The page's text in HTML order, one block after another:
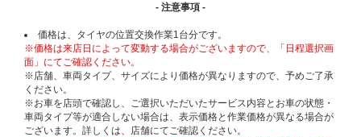
- 注意事項 -
価格は、タイヤの位置交換作業1台分です。
※価格は来店日によって変動する場合がございますので、「日程選択画
面」にてご確認ください。
※店舗、車両タイプ、サイズにより価格が異なりますので、予めご了承
ください。
※お車を店頭で確認し、ご選択いただいたサービス内容とお車の状態・
車両タイプ等が適合しない場合は、表示価格と作業価格が異なる場合が
ございます。詳しくは、店舗にてご確認ください。